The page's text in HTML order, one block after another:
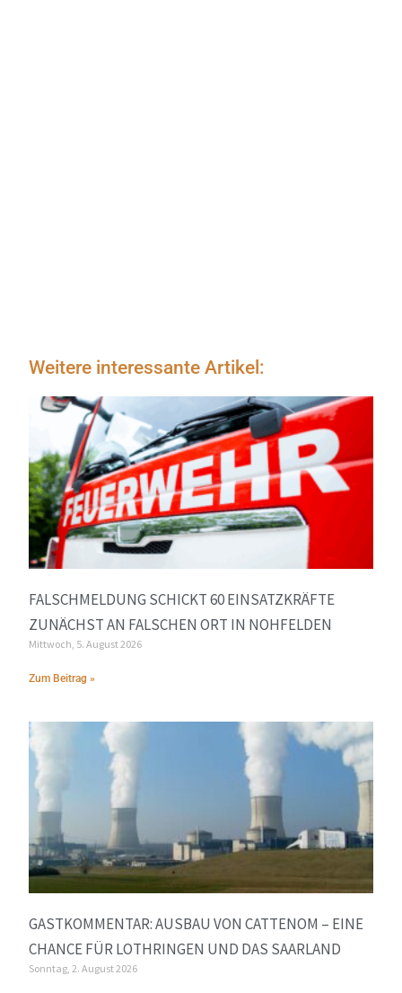
Weitere interessante Artikel:
FALSCHMELDUNG SCHICKT 60 EINSATZKRÄFTE
ZUNÄCHST AN FALSCHEN ORT IN NOHFELDEN
Mittwoch, 5. August 2026
Zum Beitrag »
GASTKOMMENTAR: AUSBAU VON CATTENOM – EINE
CHANCE FÜR LOTHRINGEN UND DAS SAARLAND
Sonntag, 2. August 2026